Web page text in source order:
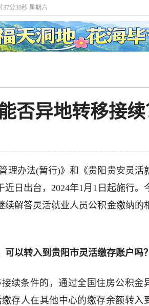
37分40秒 星期六
否异地转移接
理办法(暂行)》和《贵阳贵安灵活
日出台，2024年1月1日起施行。
续解答灵活就业人员公积金缴纳的
以转入到贵阳市灵活缴存账户吗？
续条件的，通过全国住房公积金
存人在其他中心的缴存余额转入